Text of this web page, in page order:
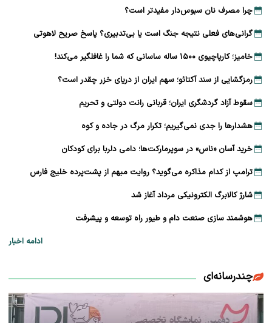
چرا مصرف نان سبوس‌دار مفیدتر است؟
گرانی‌های فعلی نتیجه جنگ است یا بی‌تدبیری؟ پاسخ صریح لاهوتی
خامیز؛ کارپاچیوی ۱۵۰۰ ساله ساسانی که شما را غافلگیر می‌کند!
رمزگشایی از سند آکتائو؛ سهم ایران از دریای خزر چقدر است؟
سقوط آزاد گردشگری ایران؛ قربانی رانت دولتی و تحریم
هشدارها را جدی نمی‌گیریم؛ تکرار مرگ در جاده و کوه
خرید آسان «ناس» در سوپرمارکت‌ها؛ دامی دلربا برای کودکان
ترامپ از کدام مذاکره می‌گوید؟ روایت مبهم از پشت‌پرده خلیج فارس
شارژ کالابرگ الکترونیکی مرداد آغاز شد
هوشمند سازی صنعت دام و طیور راه توسعه و پیشرفت
ادامه اخبار
چندرسانه‌ای